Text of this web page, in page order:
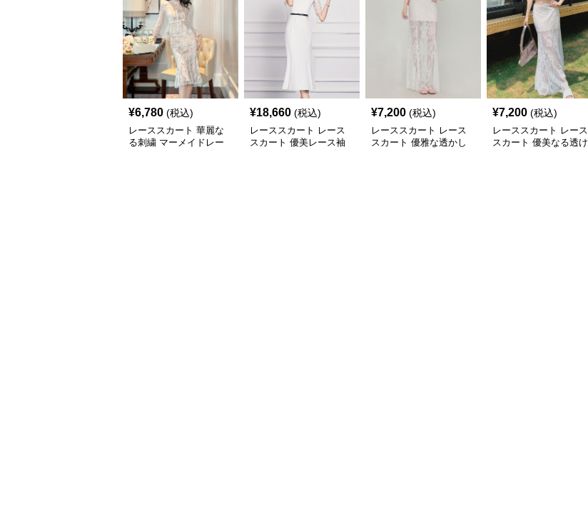
¥6,780 (税込)
レーススカート 華麗な
る刺繍 マーメイドレー
¥18,660 (税込)
レーススカート レース
スカート 優美レース袖
¥7,200 (税込)
レーススカート レース
スカート 優雅な透かし
¥7,200 (税込)
レーススカート レース
スカート 優美なる透け